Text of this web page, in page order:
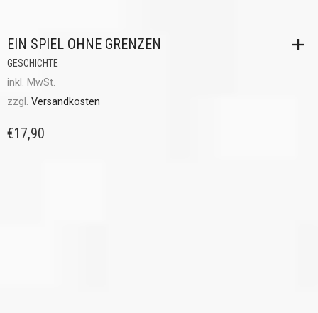
EIN SPIEL OHNE GRENZEN
GESCHICHTE
inkl. MwSt.
zzgl. Versandkosten
€17,90